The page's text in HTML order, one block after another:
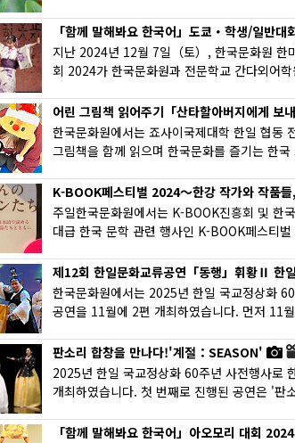
「함께 말해봐요 한국어」도쿄・학생/일반대
지난 2024년 12월 7일（토）, 한국문화원 한
회 2024가 한국문화원과 전문학교 간다외어
어린 그림책 읽어주기「산타할아버지에게 보
한국문화원에서는 죠사이국제대학 한일 협동
그림책을 함께 읽으며 한국문화를 즐기는 한
K-BOOK페스티벌 2024～한강 작가와 작품
주일한국문화원에서는 K-BOOK진흥회 및 한
대급 한국 문학 관련 행사인 K-BOOK페스티
제12회 한일문화교류공연「동행」휘황Ⅱ 한
한국문화원에서는 2025년 한일 국교정상화
공연을 11월에 2편 개최하였습니다. 먼저 11
판소리 합창을 만나다!'계절：SEASON'
2025년 한일 국교정상화 60주년 사전행사로
개최하였습니다. 첫 번째로 진행된 공연은 '판
「함께 말해봐요 한국어」아오모리 대회 2024